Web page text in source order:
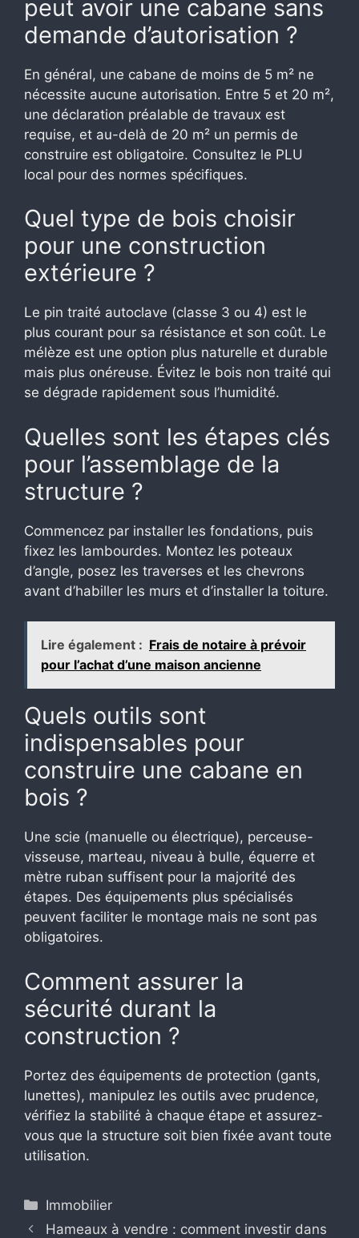
peut avoir une cabane sans
demande d’autorisation ?
En général, une cabane de moins de 5 m² ne
nécessite aucune autorisation. Entre 5 et 20 m²,
une déclaration préalable de travaux est
requise, et au-delà de 20 m² un permis de
construire est obligatoire. Consultez le PLU
local pour des normes spécifiques.
Quel type de bois choisir
pour une construction
extérieure ?
Le pin traité autoclave (classe 3 ou 4) est le
plus courant pour sa résistance et son coût. Le
mélèze est une option plus naturelle et durable
mais plus onéreuse. Évitez le bois non traité qui
se dégrade rapidement sous l’humidité.
Quelles sont les étapes clés
pour l’assemblage de la
structure ?
Commencez par installer les fondations, puis
fixez les lambourdes. Montez les poteaux
d’angle, posez les traverses et les chevrons
avant d’habiller les murs et d’installer la toiture.
Lire également : Frais de notaire à prévoir
pour l’achat d’une maison ancienne
Quels outils sont
indispensables pour
construire une cabane en
bois ?
Une scie (manuelle ou électrique), perceuse-
visseuse, marteau, niveau à bulle, équerre et
mètre ruban suffisent pour la majorité des
étapes. Des équipements plus spécialisés
peuvent faciliter le montage mais ne sont pas
obligatoires.
Comment assurer la
sécurité durant la
construction ?
Portez des équipements de protection (gants,
lunettes), manipulez les outils avec prudence,
vérifiez la stabilité à chaque étape et assurez-
vous que la structure soit bien fixée avant toute
utilisation.
Catégories
Immobilier
Hameaux à vendre : comment investir dans